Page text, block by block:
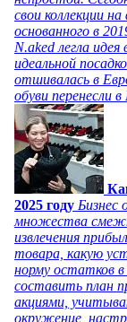
свои коллекции
основанного в
N.aked легла
идеальной
отшивалась в
обуви перенесли
2025 году Бизнес
множества
извлечения
товара, какую
норму остатков
составить план
акциями,
окружение,